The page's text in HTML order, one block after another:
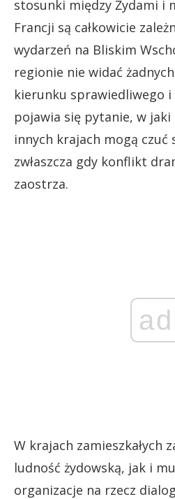
stosunki między Żydami i
Francji są całkowicie
wydarzeń na Bliskim
regionie nie widać
kierunku sprawiedliwego
pojawia się pytanie, w
innych krajach mogą czuć
zwłaszcza gdy konflikt
zaostrza.
ad
W krajach zamieszkałych
ludność żydowską, jak i
organizacje na rzecz